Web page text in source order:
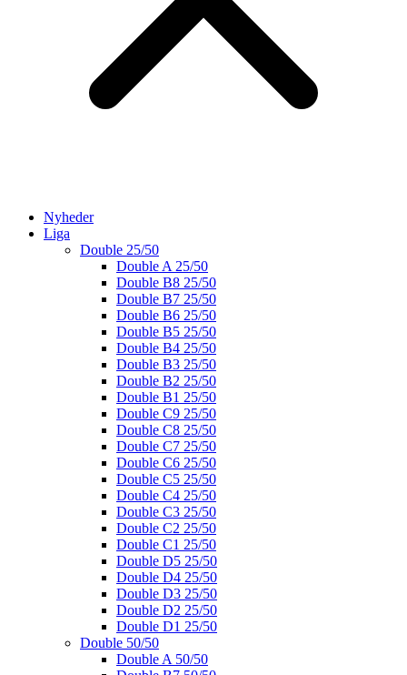
Nyheder
Liga
Double 25/50
Double A 25/50
Double B8 25/50
Double B7 25/50
Double B6 25/50
Double B5 25/50
Double B4 25/50
Double B3 25/50
Double B2 25/50
Double B1 25/50
Double C9 25/50
Double C8 25/50
Double C7 25/50
Double C6 25/50
Double C5 25/50
Double C4 25/50
Double C3 25/50
Double C2 25/50
Double C1 25/50
Double D5 25/50
Double D4 25/50
Double D3 25/50
Double D2 25/50
Double D1 25/50
Double 50/50
Double A 50/50